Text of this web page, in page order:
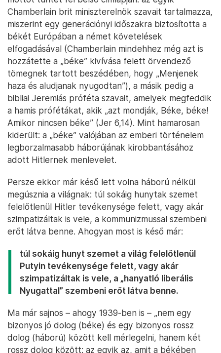
mint ahogyan Ausztriába is besétált.
Hitler biztos volt benne, hogy Chamberlain kész
megadni neki, amit akar; előre látta, hogy a brit és a
francia közvélemény örülni fog, ha azt mondják
neki, hogy végül is nincs szükség a harcra; és tudta,
hogy a német népnek csak homályos sejtései
vannak arról, hogy valójában milyen előrehaladott
és veszélyes helyzetben vannak. Nyolc napnyi
külföldi zsarolásból és otthoni cenzúrából, amely öt
évnyi nagyzoló hazugságra és ravasz propagandára
épült, és amelyet megkönnyített Anglia hosszú
késlekedése a közelgő válság természetének
felismerésében, valamint a brit és francia katonai
felkészülés hanyagsága vagy összevisszasága a
válságra való felkészülésben, olyan politikai
győzelmet tudott aratni, amelyhez foghatót a
modern történelemben még nem láttunk.” Nincs új a
Nap alatt; vajon lesz-e?
Armstrong idézett könyve az „Amikor nincsen
béke” címet viseli, és két, egymással szembeállított
mottót tüntet fel belső címlapján: az egyik
Chamberlain brit miniszterelnök szavait tartalmazza,
miszerint egy generációnyi időszakra biztosította a
békét Európában a német követelések
elfogadásával (Chamberlain mindehhez még azt is
hozzátette a „béke” kivívása felett örvendező
tömegnek tartott beszédében, hogy „Menjenek